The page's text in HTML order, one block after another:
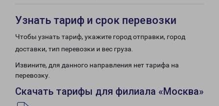
Узнать тариф и срок перевозки
Чтобы узнать тариф, укажите город отправки, город
доставки, тип перевозки и вес груза.
Извините, для данного направления нет тарифа на
перевозку.
Скачать тарифы для филиала «Москва»